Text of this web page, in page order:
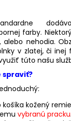
farby.
alebo nehodia.
v zlatej, či inej
túto našu
spraviť?
košíka kožený
vybranú pracku.